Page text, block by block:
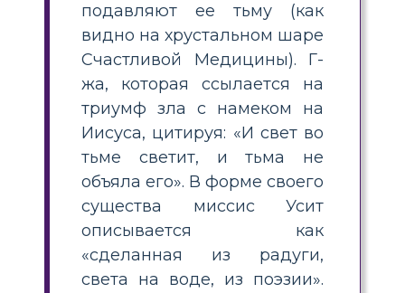
подавляют ее тьму (как
видно на хрустальном шаре
Счастливой Медицины). Г-
жа, которая ссылается на
триумф зла с намеком на
Иисуса, цитируя: «И свет во
тьме светит, и тьма не
объяла его». В форме своего
существа миссис Усит
описывается как
«сделанная из радуги,
света на воде, из поэзии».